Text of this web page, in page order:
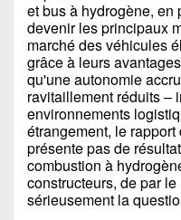
et bus à hydrogène, en
devenir les principaux
marché des véhicules
grâce à leurs
qu'une autonomie
ravitaillement réduits –
environnements
étrangement, le
présente pas de
combustion à
constructeurs, de par
sérieusement la